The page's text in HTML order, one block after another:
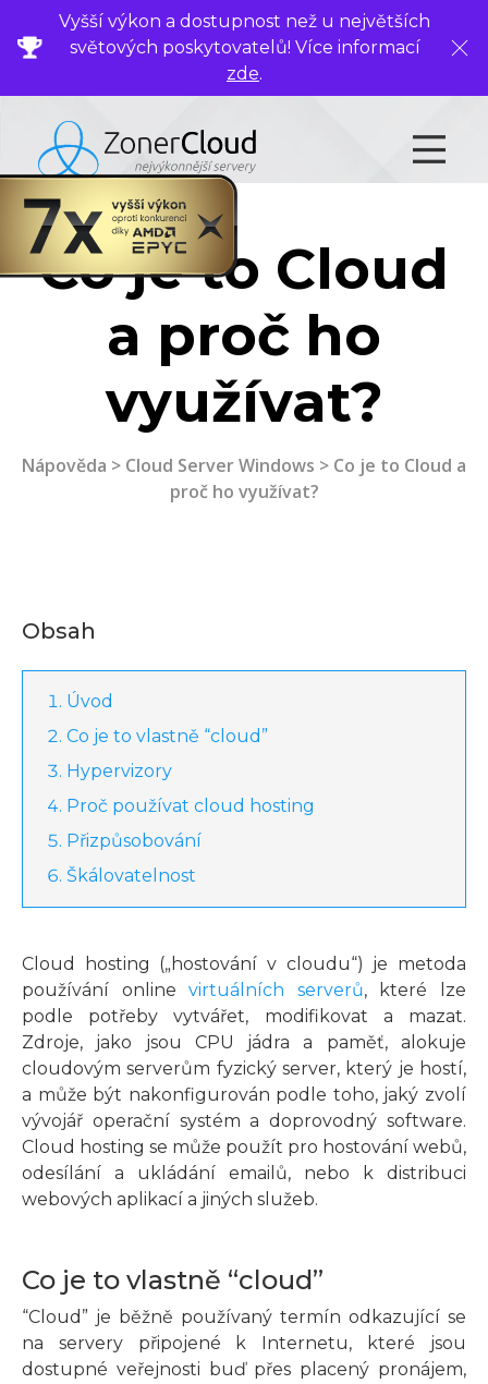
Vyšší výkon a dostupnost než u největších
světových poskytovatelů! Více informací
zde.
Co je to Cloud
a proč ho
využívat?
Nápověda > Cloud Server Windows > Co je to Cloud a
proč ho využívat?
Obsah
Úvod
Co je to vlastně “cloud”
Hypervizory
Proč používat cloud hosting
Přizpůsobování
Škálovatelnost
Cloud hosting („hostování v cloudu“) je metoda
používání onlinevirtuálních serverů, které lze
podle potřeby vytvářet, modifikovat a mazat.
Zdroje, jako jsou CPU jádra a paměť, alokuje
cloudovým serverům fyzický server, který je hostí,
a může být nakonfigurován podle toho, jaký zvolí
vývojář operační systém a doprovodný software.
Cloud hosting se může použít pro hostování webů,
odesílání a ukládání emailů, nebo k distribuci
webových aplikací a jiných služeb.
Co je to vlastně “cloud”
“Cloud” je běžně používaný termín odkazující se
na servery připojené k Internetu, které jsou
dostupné veřejnosti buď přes placený pronájem,